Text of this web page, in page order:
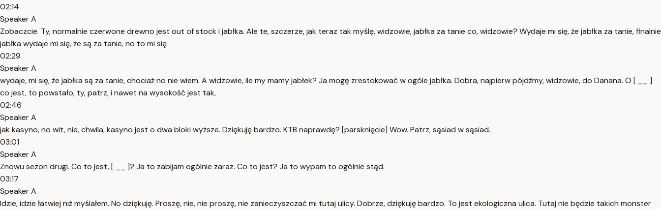
02:14
Speaker A
Zobaczcie. Ty, normalnie czerwone drewno jest out of stock i jabłka. Ale te, szczerze, jak teraz tak myślę, widzowie, jabłka za tanie co, widzowie? Wydaje mi się, że jabłka za tanie, finalnie
jabłka wydaje mi się, że są za tanie, no to mi się
02:29
Speaker A
wydaje, mi się, że jabłka są za tanie, chociaż no nie wiem. A widzowie, ile my mamy jabłek? Ja mogę zrestokować w ogóle jabłka. Dobra, najpierw pójdźmy, widzowie, do Danana. O [ __ ]
co jest, to powstało, ty, patrz, i nawet na wysokość jest tak,
02:46
Speaker A
jak kasyno, no wit, nie, chwila, kasyno jest o dwa bloki wyższe. Dziękuję bardzo. KTB naprawdę? [parsknięcie] Wow. Patrz, sąsiad w sąsiad.
03:01
Speaker A
Znowu sezon drugi. Co to jest, [ __ ]? Ja to zabijam ogólnie zaraz. Co to jest? Ja to wypam to ogólnie stąd.
03:17
Speaker A
Idzie, idzie łatwiej niż myślałem. No dziękuję. Proszę, nie, nie proszę, nie zanieczyszczać mi tutaj ulicy. Dobrze, dziękuję bardzo. To jest ekologiczna ulica. Tutaj nie będzie takich monster